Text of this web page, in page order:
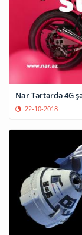
Nar Tərtərdə 4G
22-10-2018